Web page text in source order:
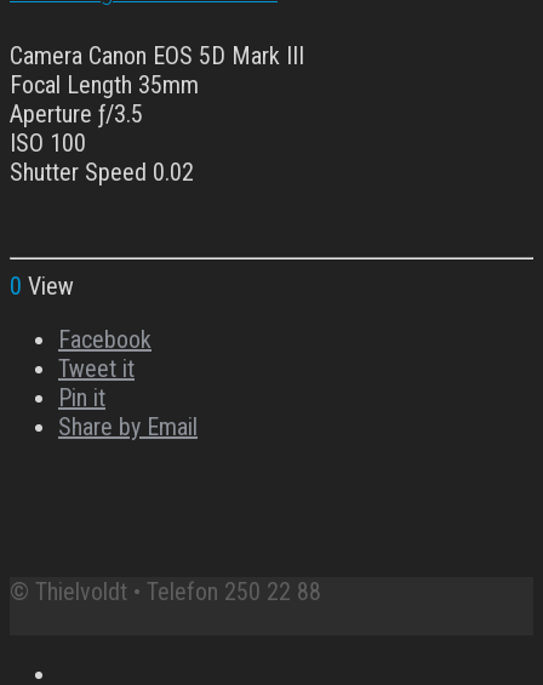
Camera Canon EOS 5D Mark III
Focal Length 35mm
Aperture ƒ/3.5
ISO 100
Shutter Speed 0.02
0 View
Facebook
Tweet it
Pin it
Share by Email
© Thielvoldt • Telefon 250 22 88